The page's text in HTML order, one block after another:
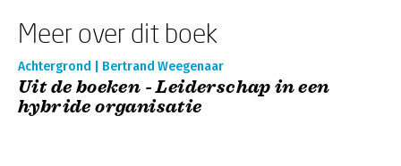
Meer over dit boek
Achtergrond | Bertrand Weegenaar
Uit de boeken - Leiderschap in een
hybride organisatie